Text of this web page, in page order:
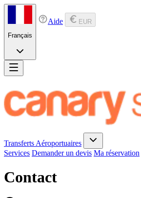
Français
Aide EUR
Transferts Aéroportuaires
Services Demander un devis Ma réservation
Contact